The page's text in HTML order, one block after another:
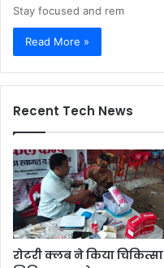
Stay focused and rem
Read More »
Recent Tech News
रोटरी क्लब ने किया चिकित्सा